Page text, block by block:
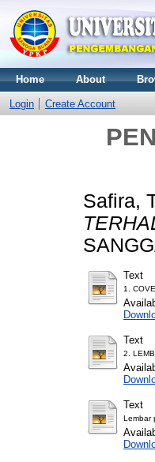
Home About
Login Create Account
Safira,
Text
1.
Text
2.
Text
Lembar